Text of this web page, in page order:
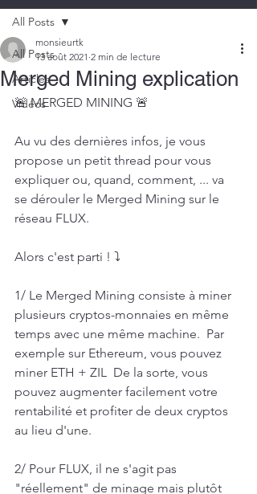
All Posts
Articles
Vidéos
All Posts
Merged Mining explication
monsieurtk
13 août 2021 2 min de lecture
🚨 MERGED MINING 🚨
Au vu des dernières infos, je vous
propose un petit thread pour vous
expliquer ou, quand, comment, ... va
se dérouler le Merged Mining sur le
réseau FLUX.
Alors c'est parti ! ⤵️
1/ Le Merged Mining consiste à miner
plusieurs cryptos-monnaies en même
temps avec une même machine.  Par
exemple sur Ethereum, vous pouvez
miner ETH + ZIL  De la sorte, vous
pouvez augmenter facilement votre
rentabilité et profiter de deux cryptos
au lieu d'une.
2/ Pour FLUX, il ne s'agit pas
"réellement" de minage mais plutôt